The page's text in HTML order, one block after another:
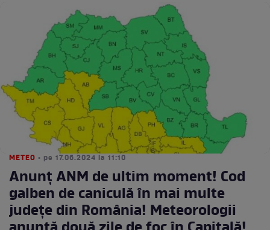
METEO • pe 17.06.2024 la 11:10
Anunț ANM de ultim moment! Cod
galben de caniculă în mai multe
județe din România! Meteorologii